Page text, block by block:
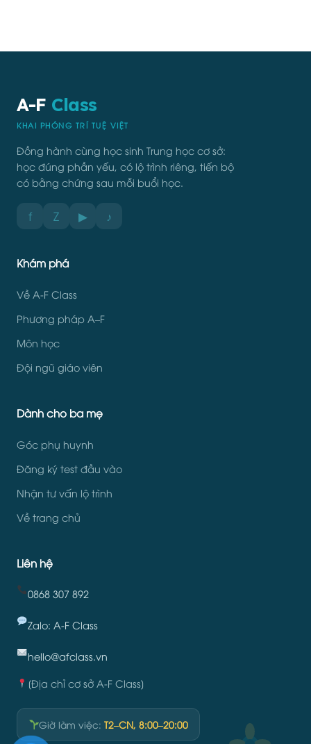
A-F Class
KHAI PHÓNG TRÍ TUỆ VIỆT
Đồng hành cùng học sinh Trung học cơ sở:
học đúng phần yếu, có lộ trình riêng, tiến bộ
có bằng chứng sau mỗi buổi học.
f Z ▶ ♪
Khám phá
Về A-F Class
Phương pháp A–F
Môn học
Đội ngũ giáo viên
Dành cho ba mẹ
Góc phụ huynh
Đăng ký test đầu vào
Nhận tư vấn lộ trình
Về trang chủ
Liên hệ
0868 307 892
Zalo: A-F Class
hello@afclass.vn
[Địa chỉ cơ sở A-F Class]
Giờ làm việc:T2–CN, 8:00–20:00